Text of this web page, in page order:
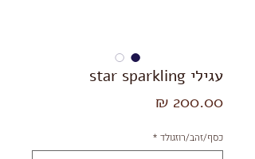
עגילי star sparkling
כסף/זהב/רוזגולד *